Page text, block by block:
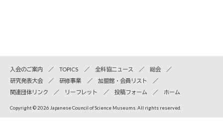
入会のご案内 TOPICS 全科協ニュース
総会
研究発表大会
研修事業
加盟館・会員リスト
関連団体リンク
リーフレット 投稿フォーム ホーム
Copyright © 2026 Japanese Council of Science Museums. All rights reserved.